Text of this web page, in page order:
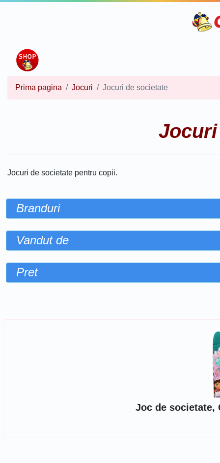
Prima pagina Jocuri Jocuri de societate
Jocuri de societate pentru copii.
Branduri
Vandut de
Pret
Joc de societate,